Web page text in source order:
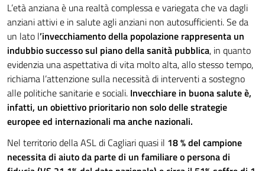
L’età anziana è una realtà complessa e variegata che va dagli
anziani attivi e in salute agli anziani non autosufficienti. Se da
un lato l’invecchiamento della popolazione rappresenta un
indubbio successo sul piano della sanità pubblica, in quanto
evidenzia una aspettativa di vita molto alta, allo stesso tempo,
richiama l’attenzione sulla necessità di interventi a sostegno
alle politiche sanitarie e sociali. Invecchiare in buona salute è,
infatti, un obiettivo prioritario non solo delle strategie
europee ed internazionali ma anche nazionali.
Nel territorio della ASL di Cagliari quasi il 18 % del campione
necessita di aiuto da parte di un familiare o persona di